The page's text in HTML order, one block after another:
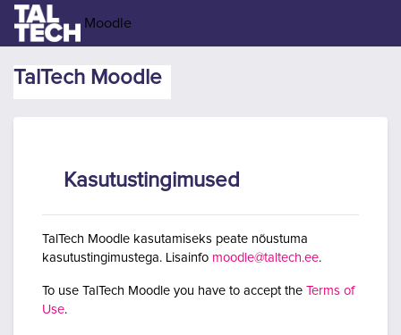
Jäta vahele peasisuni
Moodle
TalTech Moodle
Kasutustingimused
TalTech Moodle kasutamiseks peate nõustuma
kasutustingimustega. Lisainfo moodle@taltech.ee.
To use TalTech Moodle you have to accept the Terms of
Use.